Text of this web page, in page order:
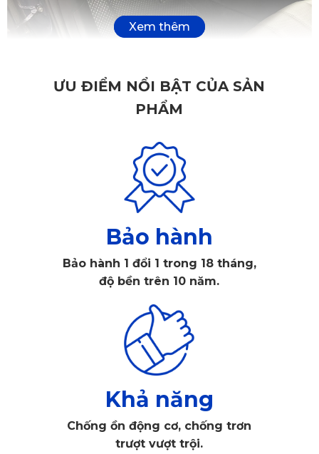
Thảm lót sàn ô tô Mazda CX-60 ghế lái
Khám phá bộ lót sàn xe ô tô Mazda CX-60
chất lượng cao của KATA
Sở hữu xe sang thì không thể bỏ lỡ phụ kiện đi kèm, KATA
với những tính năng ưu việt. Điều này
nhằm tiếp nối những sản phẩm phụ kiện ô tô chất lượng
được người tiêu dùng Việt đánh giá cao hơn 10 năm qua.
Thiết kế tinh tế, nâng tầm vẻ đẹp
Là một mẫu xe hạng sang, nên vẻ đẹp nội thất của Mazda
ƯU ĐIỂM NỔI BẬT CỦA SẢN
PHẨM
Bảo hành
Bảo hành 1 đổi 1 trong 18 tháng,
độ bền trên 10 năm.
Khả năng
Chống ồn động cơ, chống trơn
trượt vượt trội.